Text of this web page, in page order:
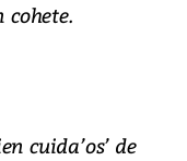
cuida’os’ de